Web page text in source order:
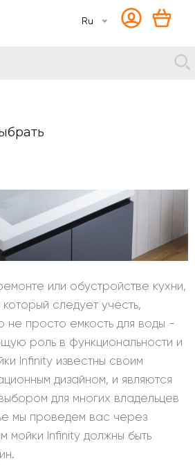
Ru
или обустройстве кухни,
следует учесть,
не просто емкость для воды -
роль в функциональности и
Infinity известны своим
дизайном, и являются
для многих владельцев
мы проведем вас через
мойки Infinity должны быть